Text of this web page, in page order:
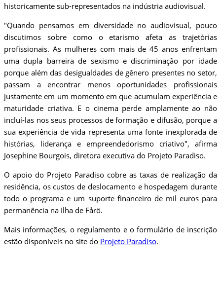
historicamente sub-representados na indústria audiovisual.
"Quando pensamos em diversidade no audiovisual, pouco
discutimos sobre como o etarismo afeta as trajetórias
profissionais. As mulheres com mais de 45 anos enfrentam
uma dupla barreira de sexismo e discriminação por idade
porque além das desigualdades de gênero presentes no setor,
passam a encontrar menos oportunidades profissionais
justamente em um momento em que acumulam experiência e
maturidade criativa. E o cinema perde amplamente ao não
incluí-las nos seus processos de formação e difusão, porque a
sua experiência de vida representa uma fonte inexplorada de
histórias, liderança e empreendedorismo criativo", afirma
Josephine Bourgois, diretora executiva do Projeto Paradiso.
O apoio do Projeto Paradiso cobre as taxas de realização da
residência, os custos de deslocamento e hospedagem durante
todo o programa e um suporte financeiro de mil euros para
permanência na Ilha de Fårö.
Mais informações, o regulamento e o formulário de inscrição
estão disponíveis no site do Projeto Paradiso.